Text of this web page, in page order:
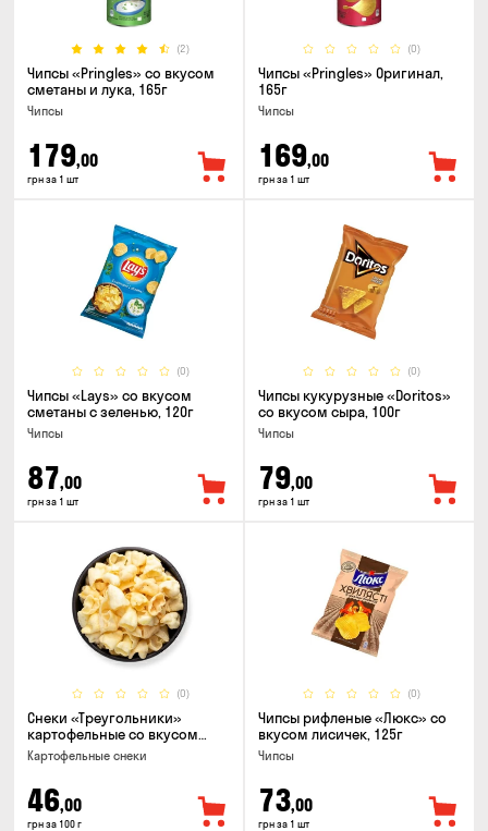
(2)
Чипсы «Pringles» со вкусом
сметаны и лука, 165г
Чипсы
179,00
грн за 1 шт
(0)
Чипсы «Pringles» Оригинал,
165г
Чипсы
169,00
грн за 1 шт
(0)
Чипсы «Lays» со вкусом
сметаны с зеленью, 120г
Чипсы
87,00
грн за 1 шт
(0)
Чипсы кукурузные «Doritos»
со вкусом сыра, 100г
Чипсы
79,00
грн за 1 шт
(0)
Снеки «Треугольники»
картофельные со вкусом
сметаны с луком
Картофельные снеки
46,00
грн за 100 г
(0)
Чипсы рифленые «Люкс» со
вкусом лисичек, 125г
Чипсы
73,00
грн за 1 шт